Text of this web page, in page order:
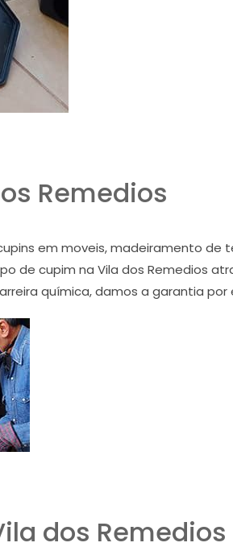
Remedios
em moveis, madeiramento de
de cupim na Vila dos Remedios
química, damos a garantia por
dos Remedios